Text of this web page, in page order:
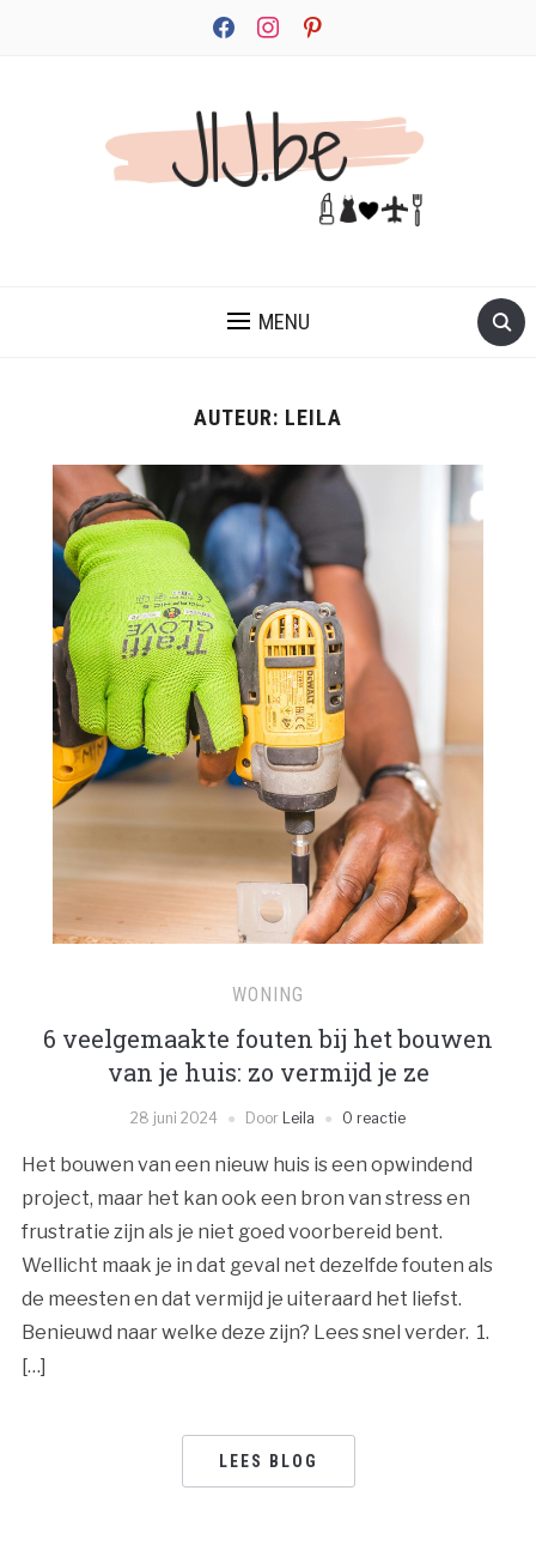
facebookinstagrampinterest
MENU
AUTEUR: LEILA
WONING
6 veelgemaakte fouten bij het bouwen
van je huis: zo vermijd je ze
28 juni 2024 Door Leila 0 reactie
Het bouwen van een nieuw huis is een opwindend
project, maar het kan ook een bron van stress en
frustratie zijn als je niet goed voorbereid bent.
Wellicht maak je in dat geval net dezelfde fouten als
de meesten en dat vermijd je uiteraard het liefst.
Benieuwd naar welke deze zijn? Lees snel verder. 1.
[…]
LEES BLOG